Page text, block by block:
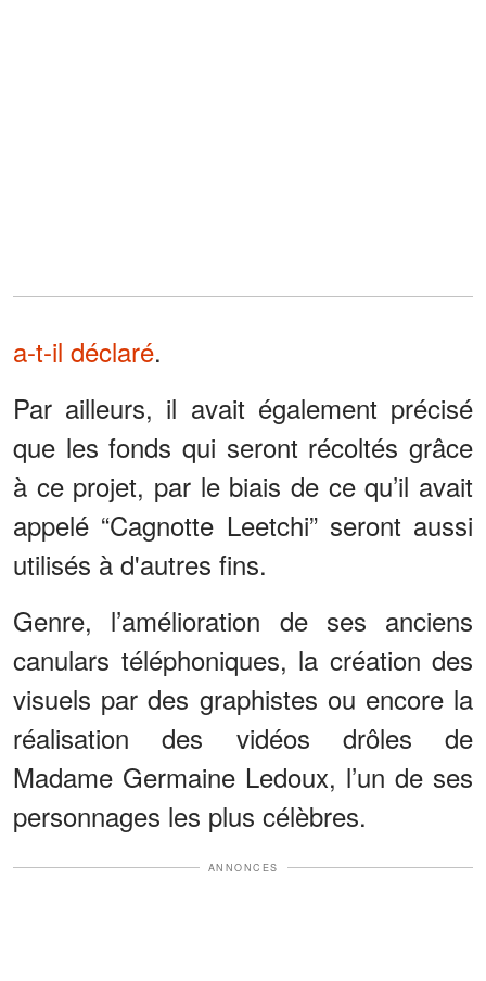
a-t-il déclaré.
Par ailleurs, il avait également précisé
que les fonds qui seront récoltés grâce
à ce projet, par le biais de ce qu’il avait
appelé “Cagnotte Leetchi” seront aussi
utilisés à d'autres fins.
Genre, l’amélioration de ses anciens
canulars téléphoniques, la création des
visuels par des graphistes ou encore la
réalisation des vidéos drôles de
Madame Germaine Ledoux, l’un de ses
personnages les plus célèbres.
ANNONCES